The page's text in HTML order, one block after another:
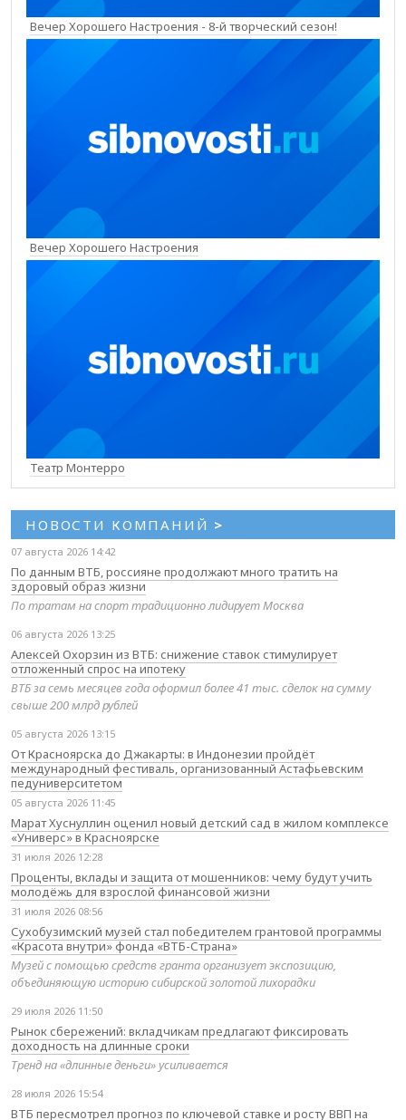
Вечер Хорошего Настроения - 8-й творческий сезон!
Вечер Хорошего Настроения
Театр Монтерро
НОВОСТИ КОМПАНИЙ >
07 августа 2026 14:42
По данным ВТБ, россияне продолжают много тратить на
здоровый образ жизни
По тратам на спорт традиционно лидирует Москва
06 августа 2026 13:25
Алексей Охорзин из ВТБ: снижение ставок стимулирует
отложенный спрос на ипотеку
ВТБ за семь месяцев года оформил более 41 тыс. сделок на сумму
свыше 200 млрд рублей
05 августа 2026 13:15
От Красноярска до Джакарты: в Индонезии пройдёт
международный фестиваль, организованный Астафьевским
педуниверситетом
05 августа 2026 11:45
Марат Хуснуллин оценил новый детский сад в жилом комплексе
«Универс» в Красноярске
31 июля 2026 12:28
Проценты, вклады и защита от мошенников: чему будут учить
молодёжь для взрослой финансовой жизни
31 июля 2026 08:56
Сухобузимский музей стал победителем грантовой программы
«Красота внутри» фонда «ВТБ-Страна»
Музей с помощью средств гранта организует экспозицию,
объединяющую историю сибирской золотой лихорадки
29 июля 2026 11:50
Рынок сбережений: вкладчикам предлагают фиксировать
доходность на длинные сроки
Тренд на «длинные деньги» усиливается
28 июля 2026 15:54
ВТБ пересмотрел прогноз по ключевой ставке и росту ВВП на